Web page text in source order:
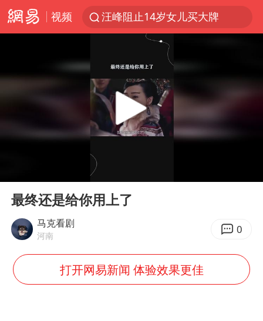
视频
汪峰阻止14岁女儿买大牌
“立秋的第一杯奶茶”又爆单了
四川宜宾市高县发生4.9级地震
王力宏演唱会黄牛带观众藏匿被查获
公司“上四休三”但要降薪1000元
台风灿鸿未来对中国无影响
河南某医院2.33亿工程串标案细节披露
Play
最终还是给你用上了
马克看剧
河南 0
打开网易新闻 体验效果更佳